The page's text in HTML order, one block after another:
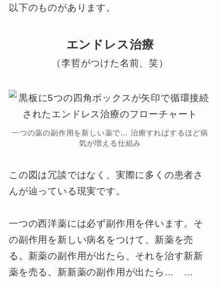
以下のものがあります。
エンドレス治療
（李哲がつけた名前、笑）
一つの薬の副作用を新しい薬で… 治療すればするほど病
気が増える仕組み
この図は冗談ではなく、実際に多くの患者さ
んが辿っている現実です。
一つの西洋薬には必ず副作用を伴います。そ
の副作用を新しい病名をつけて、新薬を売
る。新薬の副作用が出たら、それを治す新新
薬を売る。新新薬の副作用が出たら… …